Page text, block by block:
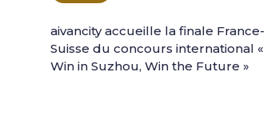
aivancity accueille la finale France-
Suisse du concours international «
Win in Suzhou, Win the Future »